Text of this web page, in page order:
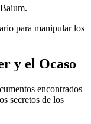
para manipular los
y el Ocaso
encontrados
secretos de los